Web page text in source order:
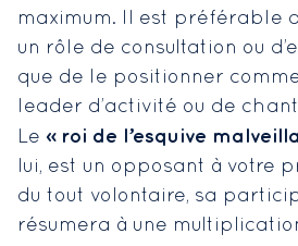
maximum. Il est préférable
un rôle de consultation ou
que de le positionner
leader d’activité ou de
Le « roi de l’esquive
lui, est un opposant à votre
du tout volontaire, sa
résumera à une